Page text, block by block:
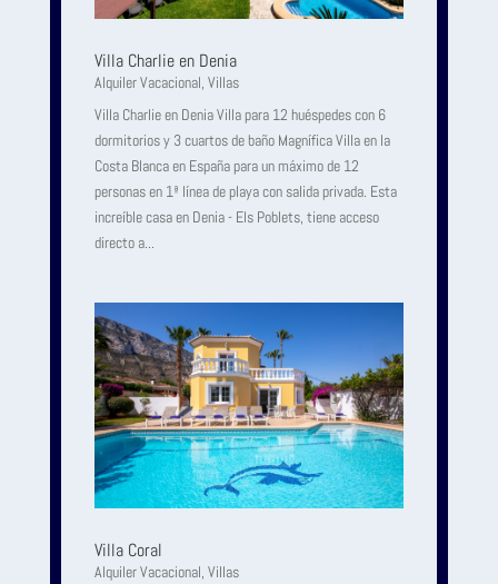
Villa Charlie en Denia
Alquiler Vacacional Villas
Villa Charlie en Denia Villa para 12 huéspedes con 6
dormitorios y 3 cuartos de baño Magnífica Villa en la
Costa Blanca en España para un máximo de 12
personas en 1ª línea de playa con salida privada. Esta
increíble casa en Denia - Els Poblets, tiene acceso
directo a...
Villa Coral
Alquiler Vacacional, Villas